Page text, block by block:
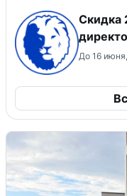
Скидка
До 16